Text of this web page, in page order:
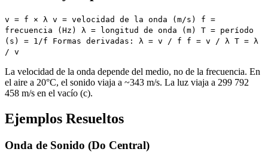
v = f × λ v = velocidad de la onda (m/s) f =
frecuencia (Hz) λ = longitud de onda (m) T = período
(s) = 1/f Formas derivadas: λ = v / f f = v / λ T = λ
/ v
La velocidad de la onda depende del medio, no de la frecuencia. En
el aire a 20°C, el sonido viaja a ~343 m/s. La luz viaja a 299 792
458 m/s en el vacío (c).
Ejemplos Resueltos
Onda de Sonido (Do Central)